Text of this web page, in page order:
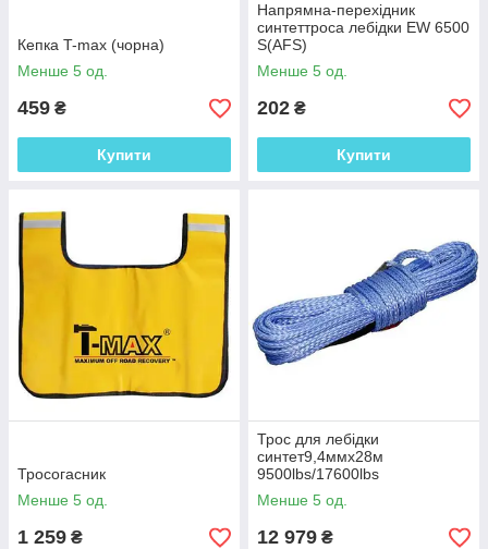
Кепка T-max (чорна)
Менше 5 од.
459 ₴
Купити
Напрямна-перехідник
синтеттроса лебідки EW 6500
S(AFS)
Менше 5 од.
202 ₴
Купити
Тросогасник
Менше 5 од.
1 259 ₴
Трос для лебідки
синтет9,4ммх28м
9500lbs/17600lbs
Менше 5 од.
12 979 ₴